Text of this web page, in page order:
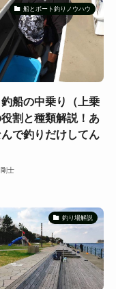
船とボート釣りノウハウ
釣船の中乗り（上乗
役割と種類解説！あ
で釣りだけしてん
士
釣り場解説